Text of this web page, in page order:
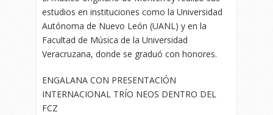
estudios en instituciones como la Universidad
Autónoma de Nuevo León (UANL) y en la
Facultad de Música de la Universidad
Veracruzana, donde se graduó con honores.
ENGALANA CON PRESENTACIÓN
INTERNACIONAL TRÍO NEOS DENTRO DEL
FCZ